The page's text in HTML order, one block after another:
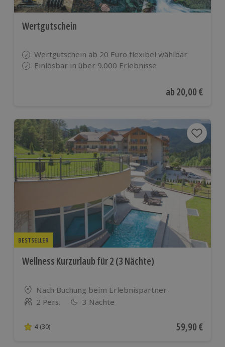
Wertgutschein
Wertgutschein ab 20 Euro flexibel wählbar
Einlösbar in über 9.000 Erlebnisse
Aktueller Preis
ab20,00 €
BESTSELLER
Wellness Kurzurlaub für 2 (3 Nächte)
Standort
Nach Buchung beim Erlebnispartner
Anzahl der Teilnehmer
2 Pers. 3 Nächte
4 von 5 Sternen basierend auf 30 Bewertungen
4 (30) Aktueller
59,90 €